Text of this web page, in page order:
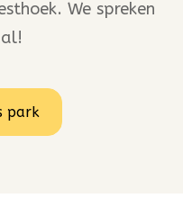
We spreken
park